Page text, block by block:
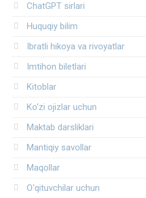
ChatGPT sirlari
Huquqiy bilim
Ibratli hikoya va rivoyatlar
Imtihon biletlari
Kitoblar
Ko‘zi ojizlar uchun
Maktab darsliklari
Mantiqiy savollar
Maqollar
O‘qituvchilar uchun